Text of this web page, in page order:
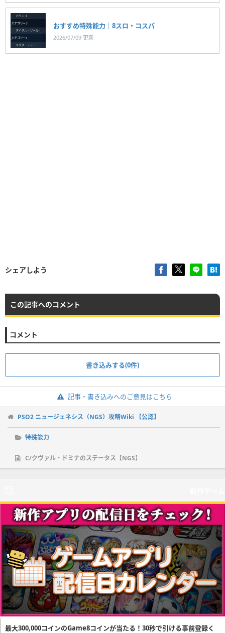
おすすめ特殊能力｜8スロ・コスパ
2026/07/09 更新
シェアしよう
この記事へのコメント
コメント
書き込みする(0件)
記事・書き込みへのご意見はこちら
PSO2 ニュージェネシス（NGS）攻略Wiki 【公認】
特殊能力
C/クヴァル・ドミナのステータス【NGS】
最大300,000コインのGame8コインが当たる！30秒で引ける事前登録く